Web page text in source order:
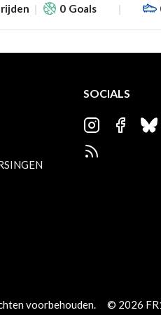
0 Goals
SOCIALS
voorbehouden. © 2026